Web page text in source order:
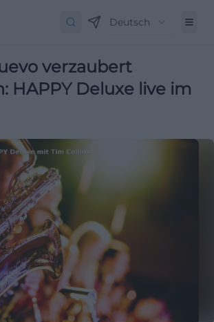
Deutsch
verzaubert
HAPPY Deluxe live im